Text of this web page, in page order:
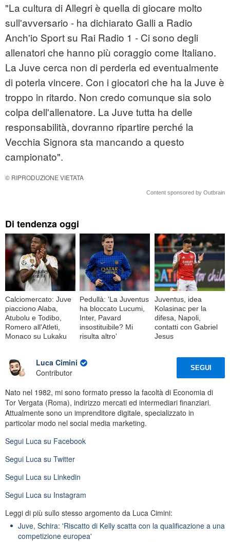
"La cultura di Allegri è quella di giocare molto
sull'avversario - ha dichiarato Galli a Radio
Anch'io Sport su Rai Radio 1 - Ci sono degli
allenatori che hanno più coraggio come Italiano.
La Juve cerca non di perderla ed eventualmente
di poterla vincere. Con i giocatori che ha la Juve è
troppo in ritardo. Non credo comunque sia solo
colpa dell'allenatore. La Juve tutta ha delle
responsabilità, dovranno ripartire perché la
Vecchia Signora sta mancando a questo
campionato".
© RIPRODUZIONE VIETATA
Content sponsored by Outbrain
Di tendenza oggi
Calciomercato: Juve
piacciono Alaba,
Atubolu e Todibo,
Romero all'Atleti,
Monaco su Lukaku
Pedullà: 'La Juventus
ha bloccato Lucumi,
Inter, Pavard
insostituibile? Mi
risulta altro'
Juventus, idea
Kolasinac per la
difesa, Napoli,
contatti con Gabriel
Jesus
Luca Cimini
Contributor
SEGUI
Nato nel 1982, mi sono formato presso la facoltà di Economia di
Tor Vergata (Roma), indirizzo mercati ed intermediari finanziari.
Attualmente sono un imprenditore digitale, specializzato in
particolar modo nel social media marketing.
Segui Luca su Facebook
Segui Luca su Twitter
Segui Luca su Linkedin
Segui Luca su Instagram
Leggi di più sullo stesso argomento da Luca Cimini:
Juve, Schira: 'Riscatto di Kelly scatta con la qualificazione a una
competizione europea'